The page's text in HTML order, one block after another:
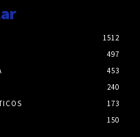
1512
497
453
240
173
150